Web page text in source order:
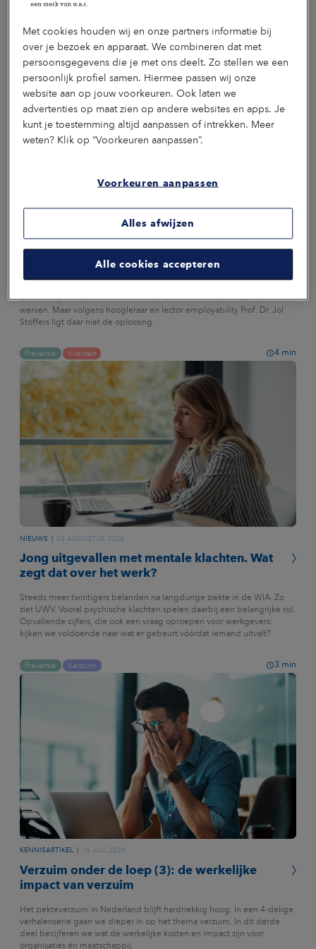
Arbeidsmarktkrapte is breder dan alleen een
wervingsprobleem
de druk op medewerkers neemt toe. De reflex is vaak hetzelfde: harder
werven. Maar volgens hoogleraar en lector employability Prof. Dr. Jol
Stoffers ligt daar niet de oplossing.
Preventie Vitaliteit 4 min
NIEUWS 03 AUGUSTUS 2026
Jong uitgevallen met mentale klachten. Wat
zegt dat over het werk?
Steeds meer twintigers belanden na langdurige ziekte in de WIA. Zo
ziet UWV. Vooral psychische klachten spelen daarbij een belangrijke rol.
Opvallende cijfers, die ook een vraag oproepen voor werkgevers:
kijken we voldoende naar wat er gebeurt vóórdat iemand uitvalt?
Preventie Verzuim 3 min
KENNISARTIKEL 16 JULI 2026
Verzuim onder de loep (3): de werkelijke
impact van verzuim
Het ziekteverzuim in Nederland blijft hardnekkig hoog. In een 4-delige
verhalenserie gaan we dieper in op het thema verzuim. In dit derde
deel becijferen we wat de werkelijke kosten en impact zijn voor
organisaties én maatschappij.
Met cookies houden wij en onze partners informatie bij
over je bezoek en apparaat. We combineren dat met
persoonsgegevens die je met ons deelt. Zo stellen we een
persoonlijk profiel samen. Hiermee passen wij onze
website aan op jouw voorkeuren. Ook laten we
advertenties op maat zien op andere websites en apps. Je
kunt je toestemming altijd aanpassen of intrekken. Meer
weten? Klik op “Voorkeuren aanpassen”.
Voorkeuren aanpassen
Alles afwijzen
Alle cookies accepteren